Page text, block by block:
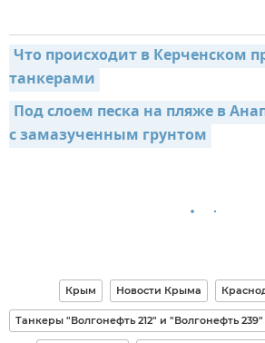
Что происходит в Керченском
танкерами
Под слоем песка на пляже в
с замазученным грунтом
Крым Новости Крыма
Танкеры "Волгонефть 212" и "Волгонефть